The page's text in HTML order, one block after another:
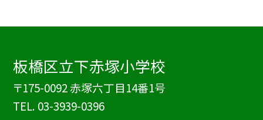
板橋区立下赤塚小学校
〒175-0092 赤塚六丁目14番1号
TEL. 03-3939-0396